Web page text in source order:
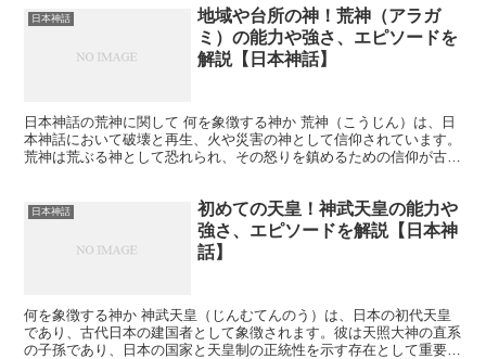
日本神話
地域や台所の神！荒神（アラガ
ミ）の能力や強さ、エピソードを
解説【日本神話】
日本神話の荒神に関して 何を象徴する神か 荒神（こうじん）は、日
本神話において破壊と再生、火や災害の神として信仰されています。
荒神は荒ぶる神として恐れられ、その怒りを鎮めるための信仰が古く
日本神話
初めての天皇！神武天皇の能力や
強さ、エピソードを解説【日本神
話】
何を象徴する神か 神武天皇（じんむてんのう）は、日本の初代天皇
であり、古代日本の建国者として象徴されます。彼は天照大神の直系
の子孫であり、日本の国家と天皇制の正統性を示す存在として重要視